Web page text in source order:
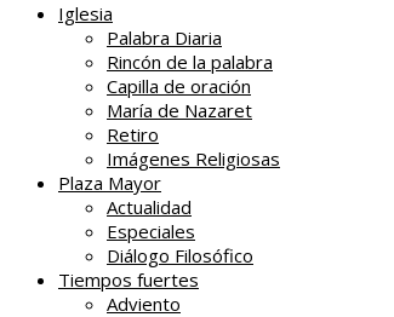
Iglesia
Palabra Diaria
Rincón de la palabra
Capilla de oración
María de Nazaret
Retiro
Imágenes Religiosas
Plaza Mayor
Actualidad
Especiales
Diálogo Filosófico
Tiempos fuertes
Adviento